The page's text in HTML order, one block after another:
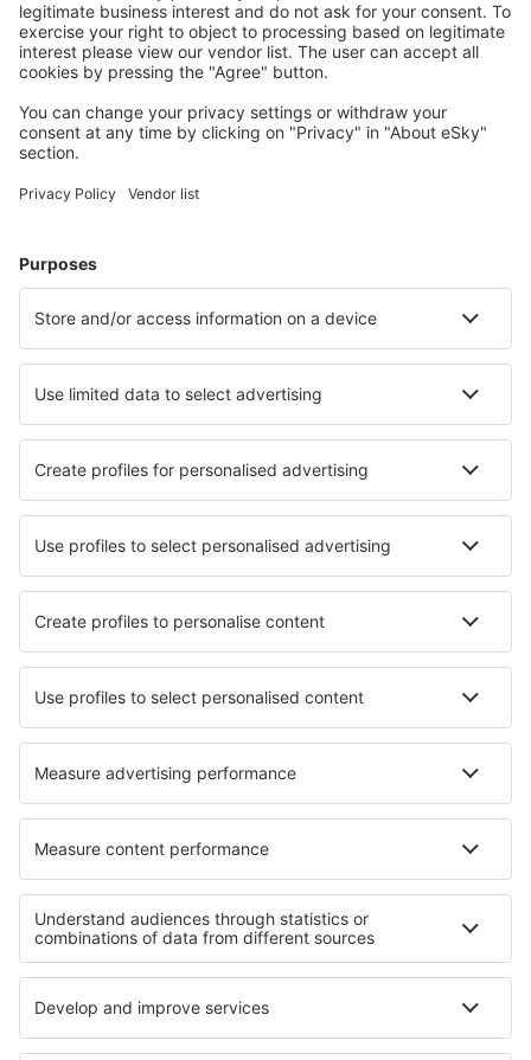
Cele mai căutate cazări de către utilizatorii eSky
Cazare în România - Orașe populare
Cazare în Năvodari
Cazare în Valsanesti Cazare în Sinaia
Cazare în Băile Herculane
Cele mai bune locuri de cazare - orașe
Cazare în Coronel Fabriciano
Cazare în Saint-Georges-de-Didonne Cazare în Albergen
Cazare în Wallersheim Cazare în Conceição
Cazare în Orfengo Cazare în Amandola
Cazare în Saignes
Cele mai bune locuri de cazare - regiuni
Cazare În Ilfov județul Cazare În Iași județul
Cazare În Maramureș Cazare în Parcul Național Călimani
Cazare În Tulcea județul Cazare in Pejo Fonti
Cazare in Walker Bay Nature Reserve
Cazare in Gauja National Park Cazare in Wachau